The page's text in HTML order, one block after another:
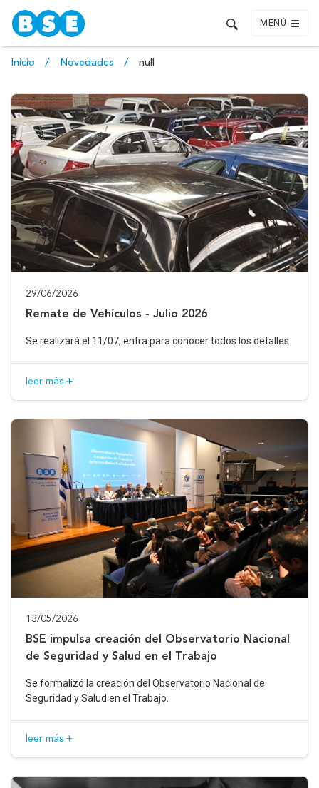
MENÚ
Inicio Novedades null
29/06/2026
Remate de Vehículos - Julio 2026
Se realizará el 11/07, entra para conocer todos los detalles.
leer más +
13/05/2026
BSE impulsa creación del Observatorio Nacional
de Seguridad y Salud en el Trabajo
Se formalizó la creación del Observatorio Nacional de
Seguridad y Salud en el Trabajo.
leer más +